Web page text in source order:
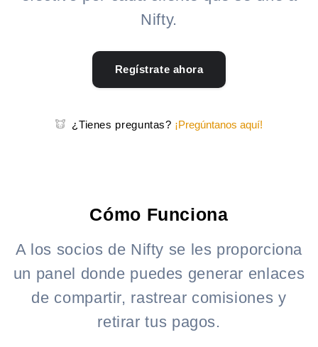
Nifty.
Regístrate ahora
¿Tienes preguntas? ¡Pregúntanos aquí!
Cómo Funciona
A los socios de Nifty se les proporciona
un panel donde puedes generar enlaces
de compartir, rastrear comisiones y
retirar tus pagos.